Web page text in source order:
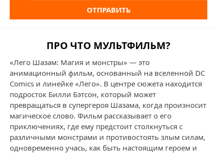
ОТПРАВИТЬ
ПРО ЧТО МУЛЬТФИЛЬМ?
«Лего Шазам: Магия и монстры» — это
анимационный фильм, основанный на вселенной DC
Comics и линейке «Лего». В центре сюжета находится
подросток Билли Бэтсон, который может
превращаться в супергероя Шазама, когда произносит
магическое слово. Фильм рассказывает о его
приключениях, где ему предстоит столкнуться с
различными монстрами и противостоять злым силам,
одновременно учась, как быть настоящим героем и